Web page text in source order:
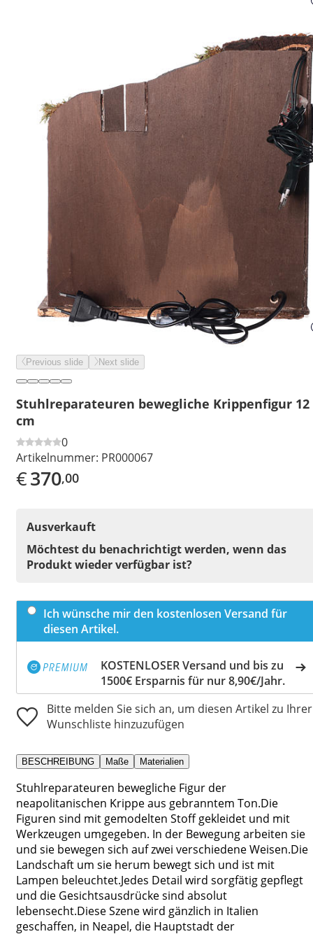
Previous slide Next slide
Stuhlreparateuren bewegliche Krippenfigur 12
cm
0
Artikelnummer: PR000067
€370,00
Ausverkauft
Möchtest du benachrichtigt werden, wenn das
Produkt wieder verfügbar ist?
Ich wünsche mir den kostenlosen Versand für
diesen Artikel.
KOSTENLOSER Versand und bis zu
1500€ Ersparnis für nur 8,90€/Jahr.
Bitte melden Sie sich an, um diesen Artikel zu Ihrer
Wunschliste hinzuzufügen
BESCHREIBUNG Maße Materialien
Stuhlreparateuren bewegliche Figur der
neapolitanischen Krippe aus gebranntem Ton.Die
Figuren sind mit gemodelten Stoff gekleidet und mit
Werkzeugen umgegeben. In der Bewegung arbeiten sie
und sie bewegen sich auf zwei verschiedene Weisen.Die
Landschaft um sie herum bewegt sich und ist mit
Lampen beleuchtet.Jedes Detail wird sorgfätig gepflegt
und die Gesichtsausdrücke sind absolut
lebensecht.Diese Szene wird gänzlich in Italien
geschaffen, in Neapel, die Hauptstadt der